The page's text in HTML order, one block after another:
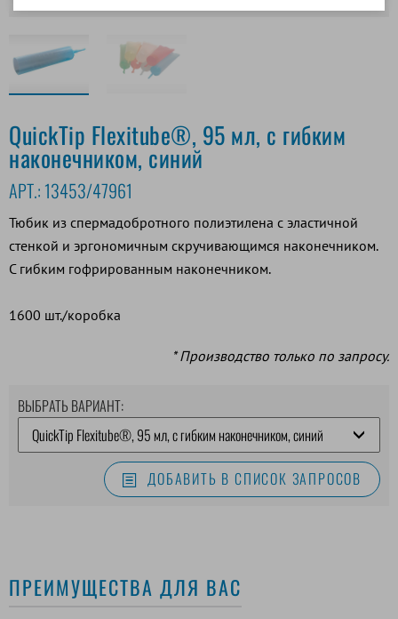
QuickTip Flexitube®, 95 мл, с гибким
наконечником, синий
АРТ.: 13453/47961
Тюбик из спермадобротного полиэтилена с эластичной
стенкой и эргономичным скручивающимся наконечником.
С гибким гофрированным наконечником.
1600 шт./коробка
* Производство только по запросу.
ВЫБРАТЬ ВАРИАНТ:
ДОБАВИТЬ В СПИСОК ЗАПРОСОВ
ПРЕИМУЩЕСТВА ДЛЯ ВАС